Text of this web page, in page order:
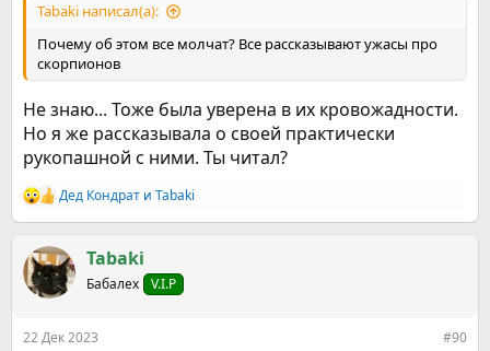
Tabaki написал(а):
Почему об этом все молчат? Все рассказывают ужасы про
скорпионов
Не знаю... Тоже была уверена в их кровожадности.
Но я же рассказывала о своей практически
рукопашной с ними. Ты читал?
Р
е
к
ц
и
Дед Кондрат и Tabaki
Tabaki
Бабалех V.I.P
22 Дек 2023 #90